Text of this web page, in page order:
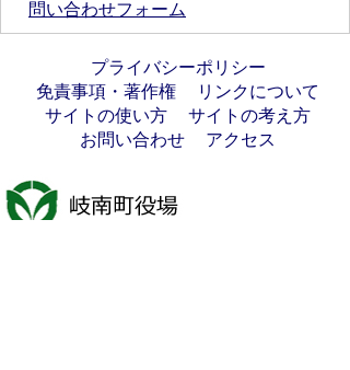
問い合わせフォーム
プライバシーポリシー
免責事項・著作権
リンクについて
サイトの使い方
サイトの考え方
お問い合わせ
アクセス